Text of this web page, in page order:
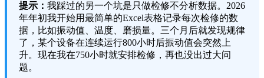
提示： 我踩过的另一个坑是只做检修不分析数据。2026
年年初我开始用最简单的Excel表格记录每次检修的数
据，比如振动值、温度、磨损量。三个月后就发现规律
了，某个设备在连续运行800小时后振动值会突然上
升。现在我在750小时就安排检修，再也没出过大问
题。